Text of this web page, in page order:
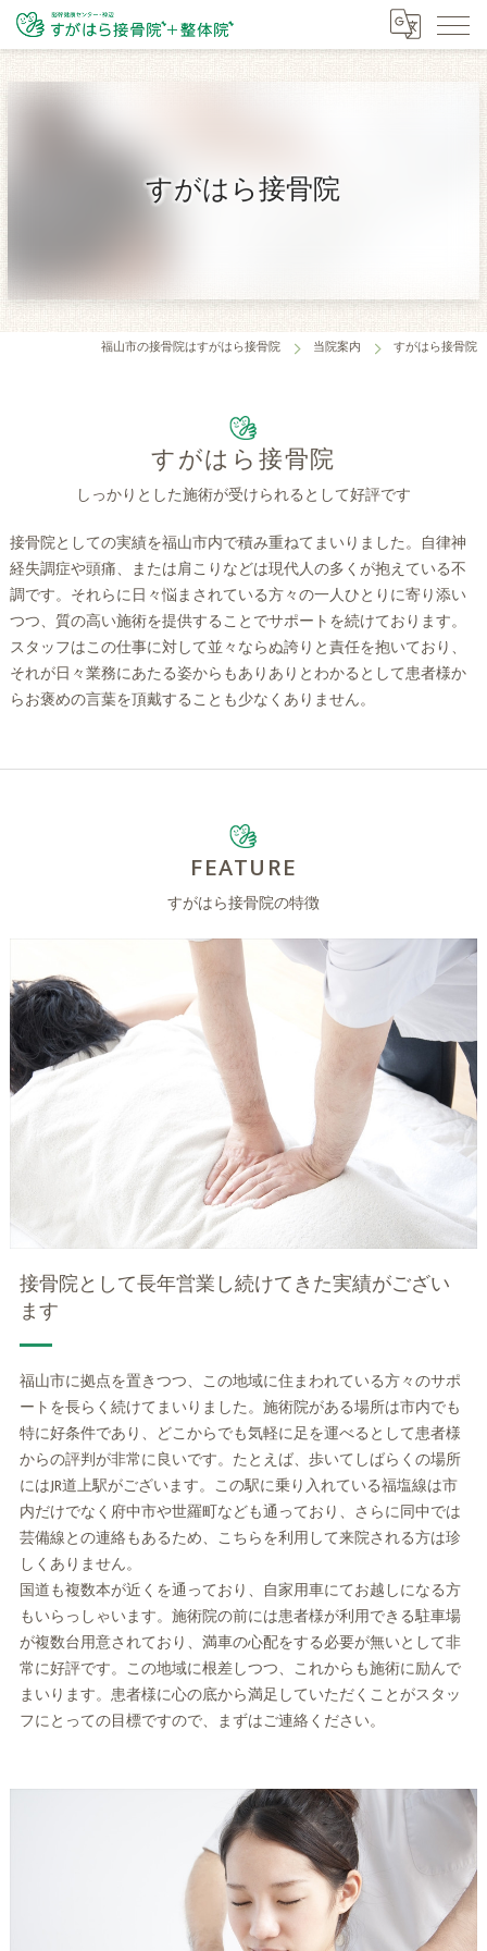
すがはら接骨院
福山市の接骨院はすがはら接骨院 当院案内 すがはら接骨院
しっかりとした施術が受けられるとして好評です
すがはら接骨院
接骨院としての実績を福山市内で積み重ねてまいりました。自律神
経失調症や頭痛、または肩こりなどは現代人の多くが抱えている不
調です。それらに日々悩まされている方々の一人ひとりに寄り添い
つつ、質の高い施術を提供することでサポートを続けております。
スタッフはこの仕事に対して並々ならぬ誇りと責任を抱いており、
それが日々業務にあたる姿からもありありとわかるとして患者様か
らお褒めの言葉を頂戴することも少なくありません。
すがはら接骨院の特徴
FEATURE
接骨院として長年営業し続けてきた実績がござい
ます
福山市に拠点を置きつつ、この地域に住まわれている方々のサポ
ートを長らく続けてまいりました。施術院がある場所は市内でも
特に好条件であり、どこからでも気軽に足を運べるとして患者様
からの評判が非常に良いです。たとえば、歩いてしばらくの場所
にはJR道上駅がございます。この駅に乗り入れている福塩線は市
内だけでなく府中市や世羅町なども通っており、さらに同中では
芸備線との連絡もあるため、こちらを利用して来院される方は珍
しくありません。
国道も複数本が近くを通っており、自家用車にてお越しになる方
もいらっしゃいます。施術院の前には患者様が利用できる駐車場
が複数台用意されており、満車の心配をする必要が無いとして非
常に好評です。この地域に根差しつつ、これからも施術に励んで
まいります。患者様に心の底から満足していただくことがスタッ
フにとっての目標ですので、まずはご連絡ください。